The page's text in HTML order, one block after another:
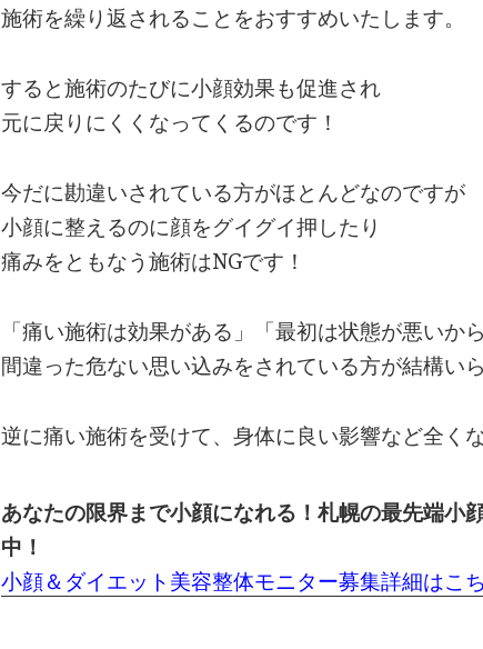
施術を繰り返されることをおすすめいたします。
すると施術のたびに小顔効果も促進され
元に戻りにくくなってくるのです！
今だに勘違いされている方がほとんどなのですが
小顔に整えるのに顔をグイグイ押したり
痛みをともなう施術はNGです！
「痛い施術は効果がある」「最初は状態が悪いか
間違った危ない思い込みをされている方が結構い
逆に痛い施術を受けて、身体に良い影響など全く
あなたの限界まで小顔になれる！札幌の最先端小
中！
小顔＆ダイエット美容整体モニター募集詳細はこ